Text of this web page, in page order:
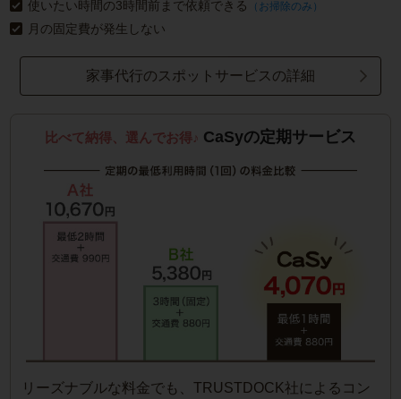
使いたい時間の3時間前まで依頼できる
（お掃除のみ）
月の固定費が発生しない
家事代行のスポットサービスの詳細
比べて納得、選んでお得♪ CaSyの定期サービス
リーズナブルな料金でも、TRUSTDOCK社によるコン